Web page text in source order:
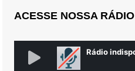
ACESSE NOSSA RÁDIO